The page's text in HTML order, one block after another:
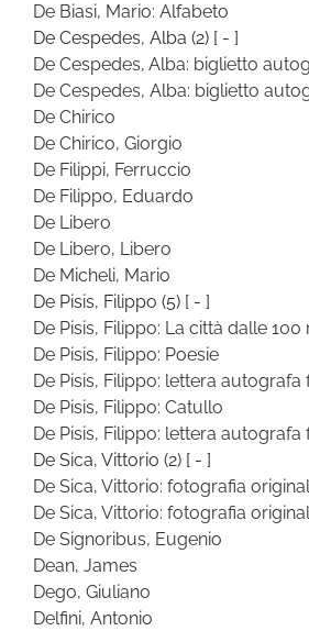
De Biasi, Mario: Alfabeto
De Cespedes, Alba (2) [ - ]
De Cespedes, Alba: biglietto
De Cespedes, Alba: biglietto
De Chirico
De Chirico, Giorgio
De Filippi, Ferruccio
De Filippo, Eduardo
De Libero
De Libero, Libero
De Micheli, Mario
De Pisis, Filippo (5) [ - ]
De Pisis, Filippo: La città dalle
De Pisis, Filippo: Poesie
De Pisis, Filippo: lettera autografa
De Pisis, Filippo: Catullo
De Pisis, Filippo: lettera autografa
De Sica, Vittorio (2) [ - ]
De Sica, Vittorio: fotografia
De Sica, Vittorio: fotografia
De Signoribus, Eugenio
Dean, James
Dego, Giuliano
Delfini, Antonio